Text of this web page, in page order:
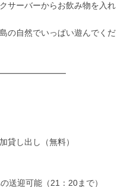
サーバーからお飲み物を入れ
の自然でいっぱい遊んでくだ
貸し出し（無料）
送迎可能（21：20まで）